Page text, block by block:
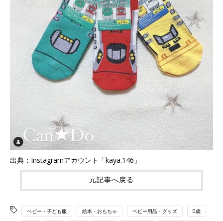
出典：Instagramアカウント「kaya.146」
元記事へ戻る
ベビー・子ども服 絵本・おもちゃ ベビー用品・グッズ 0歳